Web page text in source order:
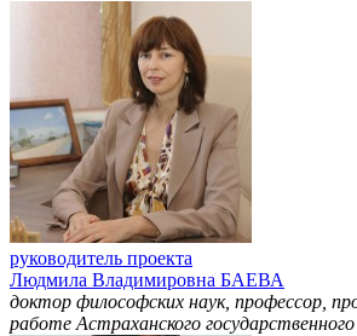
руководитель проекта
Людмила Владимировна БАЕВА
доктор философских наук, профессор,
работе Астраханского